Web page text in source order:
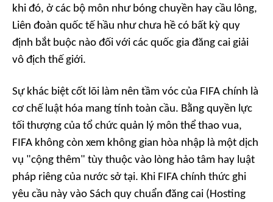
khi đó, ở các bộ môn như bóng chuyền hay cầu lông,
Liên đoàn quốc tế hầu như chưa hề có bất kỳ quy
định bắt buộc nào đối với các quốc gia đăng cai giải
vô địch thế giới.
Sự khác biệt cốt lõi làm nên tầm vóc của FIFA chính là
cơ chế luật hóa mang tính toàn cầu. Bằng quyền lực
tối thượng của tổ chức quản lý môn thể thao vua,
FIFA không còn xem không gian hòa nhập là một dịch
vụ "cộng thêm" tùy thuộc vào lòng hảo tâm hay luật
pháp riêng của nước sở tại. Khi FIFA chính thức ghi
yêu cầu này vào Sách quy chuẩn đăng cai ( Hosting